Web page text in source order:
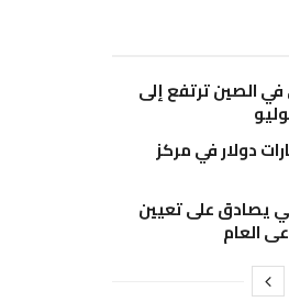
في الصين ترتفع إلى
تعتزم ضخ 3 مليارات دولار في مركز
يصادق على تعيين
العام